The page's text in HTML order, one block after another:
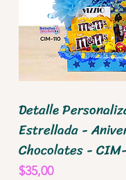
Detalle
Estrellada -
Chocolates -
Precio
$35,00